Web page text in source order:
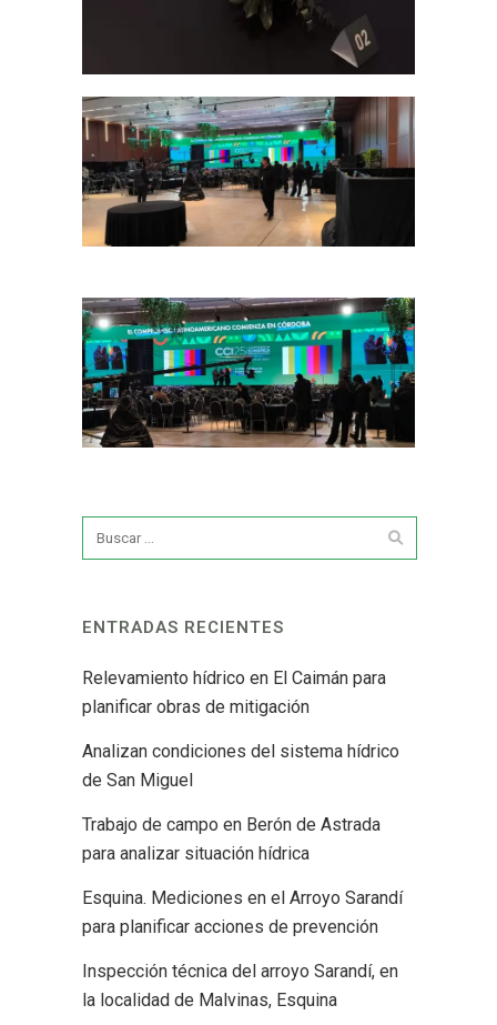
ENTRADAS RECIENTES
Relevamiento hídrico en El Caimán para
planificar obras de mitigación
Analizan condiciones del sistema hídrico
de San Miguel
Trabajo de campo en Berón de Astrada
para analizar situación hídrica
Esquina. Mediciones en el Arroyo Sarandí
para planificar acciones de prevención
Inspección técnica del arroyo Sarandí, en
la localidad de Malvinas, Esquina